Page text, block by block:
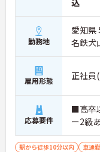
勤務地
愛知県
名鉄犬
雇用形態 正社員
応募要件
■高卒
ー2級
駅から徒歩10分以内 車通